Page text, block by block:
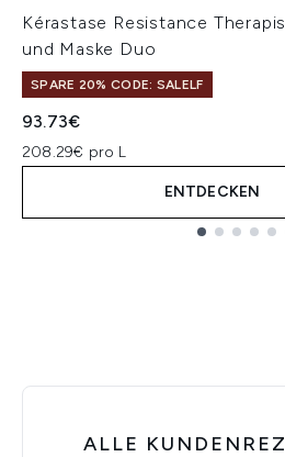
Kérastase Resistance
und Maske Duo
SPARE 20% CODE: SALELF
93.73€
208.29€ pro L
ENTDECKEN
ALLE